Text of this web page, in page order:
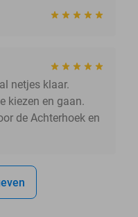
netjes klaar.
kiezen en gaan.
de Achterhoek en